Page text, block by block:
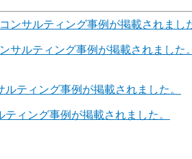
サルティング事例が掲載されました。
ィング事例が掲載されました。